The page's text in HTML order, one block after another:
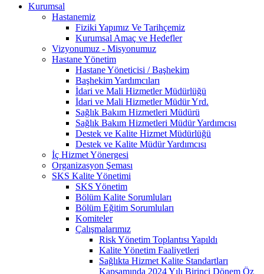
Kurumsal
Hastanemiz
Fiziki Yapımız Ve Tarihçemiz
Kurumsal Amaç ve Hedefler
Vizyonumuz - Misyonumuz
Hastane Yönetim
Hastane Yöneticisi / Başhekim
Başhekim Yardımcıları
İdari ve Mali Hizmetler Müdürlüğü
İdari ve Mali Hizmetler Müdür Yrd.
Sağlık Bakım Hizmetleri Müdürü
Sağlık Bakım Hizmetleri Müdür Yardımcısı
Destek ve Kalite Hizmet Müdürlüğü
Destek ve Kalite Müdür Yardımcısı
İç Hizmet Yönergesi
Organizasyon Şeması
SKS Kalite Yönetimi
SKS Yönetim
Bölüm Kalite Sorumluları
Bölüm Eğitim Sorumluları
Komiteler
Çalışmalarımız
Risk Yönetim Toplantısı Yapıldı
Kalite Yönetim Faaliyetleri
Sağlıkta Hizmet Kalite Standartları
Kapsamında 2024 Yılı Birinci Dönem Öz